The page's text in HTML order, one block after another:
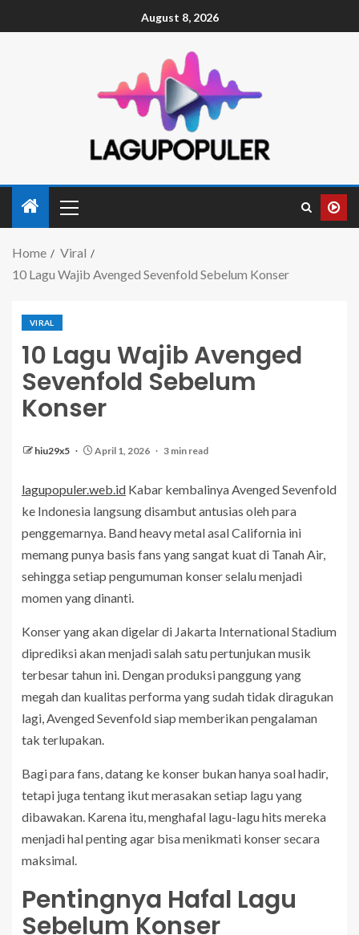
August 8, 2026
Home
Viral
10 Lagu Wajib Avenged Sevenfold Sebelum Konser
VIRAL
10 Lagu Wajib Avenged
Sevenfold Sebelum
Konser
hiu29x5 April 1, 2026 3 min read
lagupopuler.web.id Kabar kembalinya Avenged Sevenfold
ke Indonesia langsung disambut antusias oleh para
penggemarnya. Band heavy metal asal California ini
memang punya basis fans yang sangat kuat di Tanah Air,
sehingga setiap pengumuman konser selalu menjadi
momen yang dinanti.
Konser yang akan digelar di Jakarta International Stadium
diprediksi akan menjadi salah satu pertunjukan musik
terbesar tahun ini. Dengan produksi panggung yang
megah dan kualitas performa yang sudah tidak diragukan
lagi, Avenged Sevenfold siap memberikan pengalaman
tak terlupakan.
Bagi para fans, datang ke konser bukan hanya soal hadir,
tetapi juga tentang ikut merasakan setiap lagu yang
dibawakan. Karena itu, menghafal lagu-lagu hits mereka
menjadi hal penting agar bisa menikmati konser secara
maksimal.
Pentingnya Hafal Lagu
Sebelum Konser